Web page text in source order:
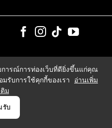
การณ์การท่องเว็บที่ดียิ่งขึ้นแก่คุณ
รับการใช้คุกกี้ของเรา
อ่านเพิ่ม
ติม
รับ